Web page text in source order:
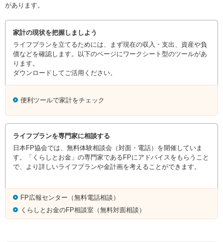
があります。
家計の現状を把握しましよう
ライフプランを立てるためには、まず現在の収入・支出、資産や負
債などを確認します。以下のページにワークシート型のツールがあ
ります。
ダウンロードしてご活用ください。
便利ツールで家計をチェック
ライフプランを専門家に相談する
日本FP協会では、無料体験相談会（対面・電話）を開催していま
す。「くらしとお金」の専門家であるFPにアドバイスをもらうこと
で、より詳しいライフプランや金計画を考えることができます。
FP広報センター（無料電話相談）
くらしとお金のFP相談室（無料対面相談）